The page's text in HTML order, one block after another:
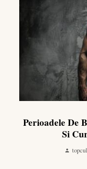
Perioadele De
Si